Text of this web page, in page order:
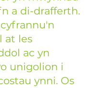
a di-drafferth.
at les
ac yn
unigolion i
ynni. Os